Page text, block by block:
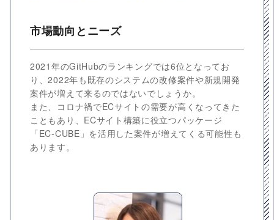
市場動向とニーズ
2021年のGitHubのランキングでは6位となってお
り、2022年も既存のシステムの改修案件や新規開発
案件が増えて来るのではないでしょうか。
また、コロナ禍でECサイトの需要が高くなってきた
こともあり、ECサイト構築に役立つパッケージ
「EC-CUBE」を活用した案件が増えてくる可能性も
あります。